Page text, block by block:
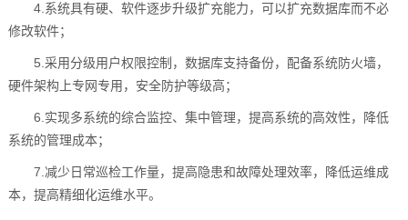
4.系统具有硬、软件逐步升级扩充能力，可以扩充数据库而不必
修改软件；
5.采用分级用户权限控制，数据库支持备份，配备系统防火墙，
硬件架构上专网专用，安全防护等级高；
6.实现多系统的综合监控、集中管理，提高系统的高效性，降低
系统的管理成本；
7.减少日常巡检工作量，提高隐患和故障处理效率，降低运维成
本，提高精细化运维水平。